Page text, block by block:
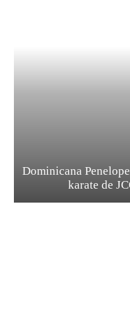
Dominicana
karate de